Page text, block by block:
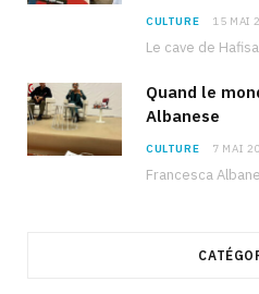
CULTURE 15 MAI
Quand le
Albanese
CULTURE 7 MAI